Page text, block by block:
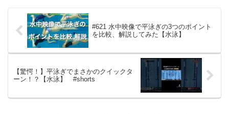
#621 水中映像で平泳ぎの3つのポイント
を比較、解説してみた【水泳】
【驚愕！】平泳ぎでまさかのクイックタ
ーン！？【水泳】 #shorts